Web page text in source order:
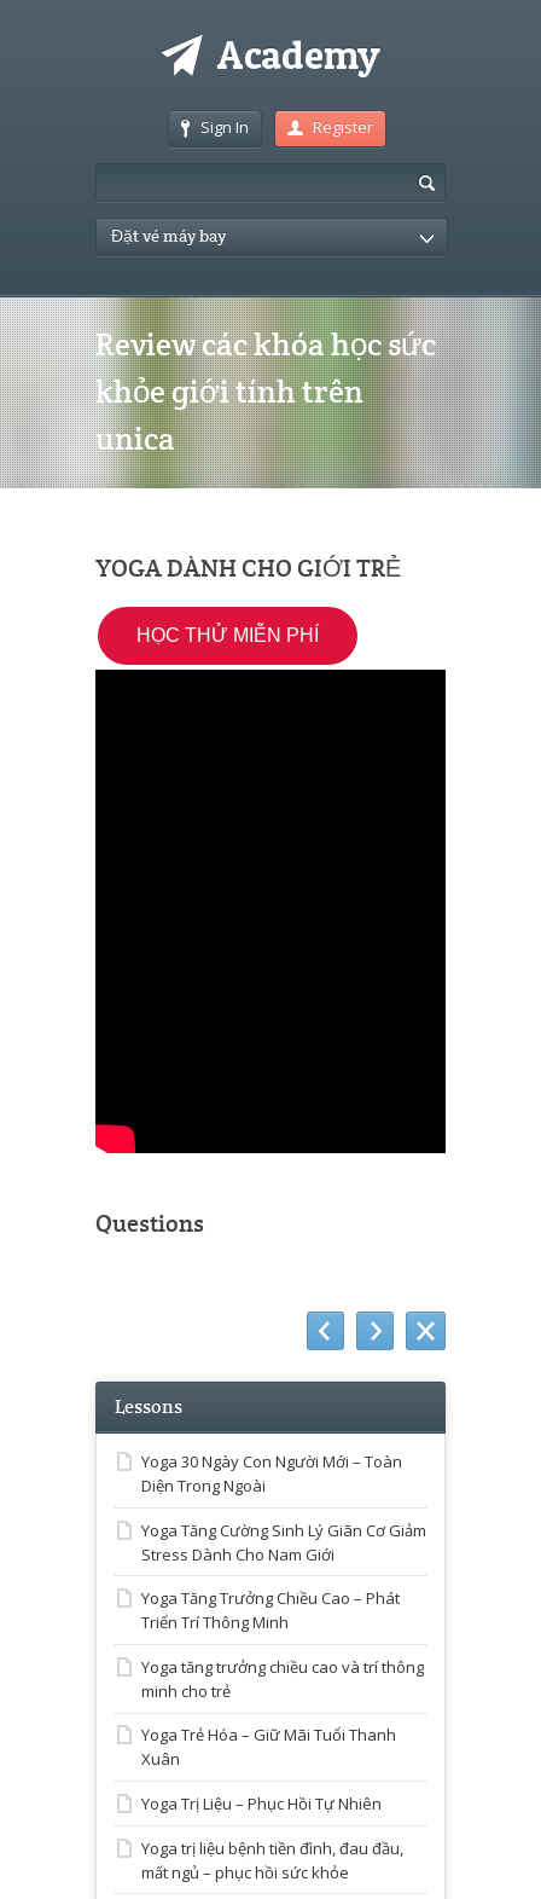
Sign In Register
Đặt vé máy bay
Review các khóa học sức
khỏe giới tính trên
unica
YOGA DÀNH CHO GIỚI TRẺ
HỌC THỬ MIỄN PHÍ
Questions
Lessons
Yoga 30 Ngày Con Người Mới – Toàn
Diện Trong Ngoài
Yoga Tăng Cường Sinh Lý Giãn Cơ Giảm
Stress Dành Cho Nam Giới
Yoga Tăng Trưởng Chiều Cao – Phát
Triển Trí Thông Minh
Yoga tăng trưởng chiều cao và trí thông
minh cho trẻ
Yoga Trẻ Hóa – Giữ Mãi Tuổi Thanh
Xuân
Yoga Trị Liệu – Phục Hồi Tự Nhiên
Yoga trị liệu bệnh tiền đình, đau đầu,
mất ngủ – phục hồi sức khỏe